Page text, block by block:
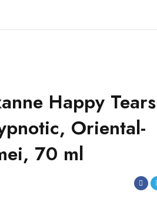
Happy Tears
Oriental-
70 ml